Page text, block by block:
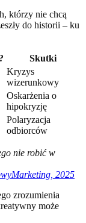
którzy nie chcą
do historii – ku
Skutki
Kryzys
wizerunkowy
Oskarżenia o
hipokryzję
Polaryzacja
odbiorców
nie robić w
2025
zrozumienia
może